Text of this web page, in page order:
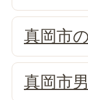
真岡市
真岡市